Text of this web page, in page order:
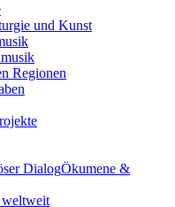
und Kunst
Regionen
Ökumene &